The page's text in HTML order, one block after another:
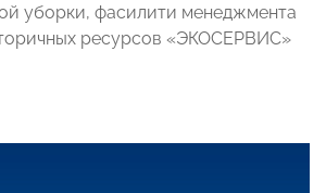
уборки, фасилити менеджмента
ресурсов «ЭКОСЕРВИС»